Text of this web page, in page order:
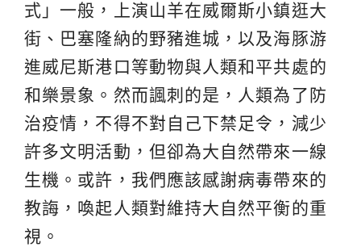
式」一般，上演山羊在威爾斯小鎮逛大
街、巴塞隆納的野豬進城，以及海豚游
進威尼斯港口等動物與人類和平共處的
和樂景象。然而諷刺的是，人類為了防
治疫情，不得不對自己下禁足令，減少
許多文明活動，但卻為大自然帶來一線
生機。或許，我們應該感謝病毒帶來的
教誨，喚起人類對維持大自然平衡的重
視。